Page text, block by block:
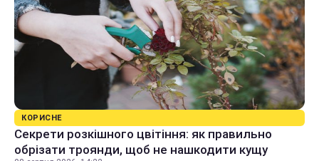
КОРИСНЕ
Секрети розкішного цвітіння: як правильно
обрізати троянди, щоб не нашкодити кущу